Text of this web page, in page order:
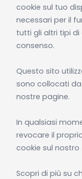
cookie sul tuo
necessari per il
tutti gli altri tipi
consenso.
Questo sito
sono collocati da
nostre pagine.
In qualsiasi
revocare il
cookie sul nostro
Scopri di più su